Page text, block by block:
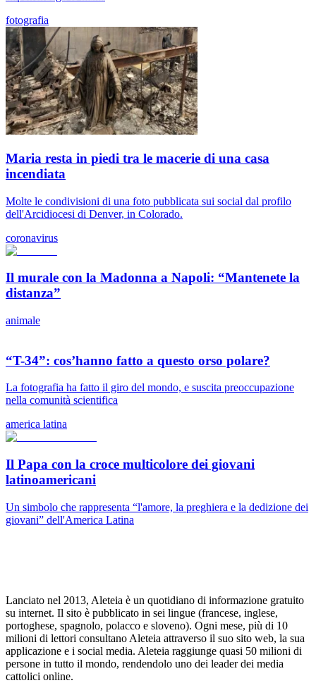
fotografia
Maria resta in piedi tra le macerie di una casa
incendiata
Molte le condivisioni di una foto pubblicata sui social dal profilo
dell'Arcidiocesi di Denver, in Colorado.
coronavirus
Il murale con la Madonna a Napoli: “Mantenete la
distanza”
animale
“T-34”: cos’hanno fatto a questo orso polare?
La fotografia ha fatto il giro del mondo, e suscita preoccupazione
nella comunità scientifica
america latina
Il Papa con la croce multicolore dei giovani
latinoamericani
Un simbolo che rappresenta “l'amore, la preghiera e la dedizione dei
giovani” dell'America Latina
Lanciato nel 2013, Aleteia è un quotidiano di informazione gratuito
su internet. Il sito è pubblicato in sei lingue (francese, inglese,
portoghese, spagnolo, polacco e sloveno). Ogni mese, più di 10
milioni di lettori consultano Aleteia attraverso il suo sito web, la sua
applicazione e i social media. Aleteia raggiunge quasi 50 milioni di
persone in tutto il mondo, rendendolo uno dei leader dei media
cattolici online.